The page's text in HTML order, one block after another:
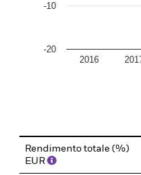
2016
-20
-10
Rendimento totale (%)
EUR